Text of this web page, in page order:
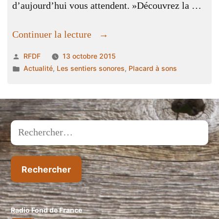
d’aujourd’hui vous attendent. »Découvrez la …
Continuer la lecture
« invitation
voyage
dans
Haut-
Bréda. »
Publié
par
RFDF
13 octobre 2015
Publié
Actualité, Les sentiers sonores, Placard à sons
Rechercher :
Radio Fond de France